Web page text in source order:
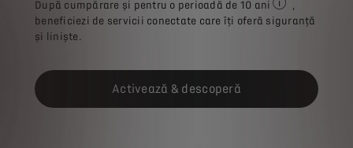
După cumpărare și pentru o perioadă de 10 ani
Pentru achiziția
beneficiezi de servicii conectate care îți oferă siguranță
și liniște.
Activează & descoperă